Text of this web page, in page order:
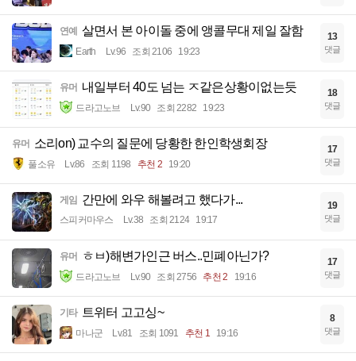
연예 살면서 본 아이돌 중에 앵콜무대 제일 잘함
Earth Lv.96 조회 2106 19:23
13
댓글
유머 내일부터 40도 넘는 ㅈ같은상황이없는듯
드라고노브 Lv.90 조회 2282 19:23
18
댓글
유머 소리on) 교수의 질문에 당황한 한인학생회장
풀소유 Lv.86 조회 1198 추천 2 19:20
17
댓글
게임 간만에 와우 해볼려고 했다가...
스피커마우스 Lv.38 조회 2124 19:17
19
댓글
유머 ㅎㅂ)해변가인근 버스..민폐아닌가?
드라고노브 Lv.90 조회 2756 추천 2 19:16
17
댓글
기타 트위터 고고싱~
마나군 Lv.81 조회 1091 추천 1 19:16
8
댓글